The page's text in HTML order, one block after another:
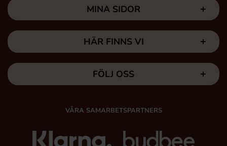
MINA SIDOR
HÄR FINNS VI
FÖLJ OSS
VÅRA SAMARBETSPARTNERS